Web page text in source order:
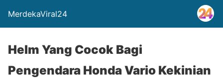
MerdekaViral24
Helm Yang Cocok Bagi
Pengendara Honda Vario Kekinian